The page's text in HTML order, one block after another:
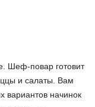
Шеф-повар готовит
и салаты. Вам
вариантов начинок